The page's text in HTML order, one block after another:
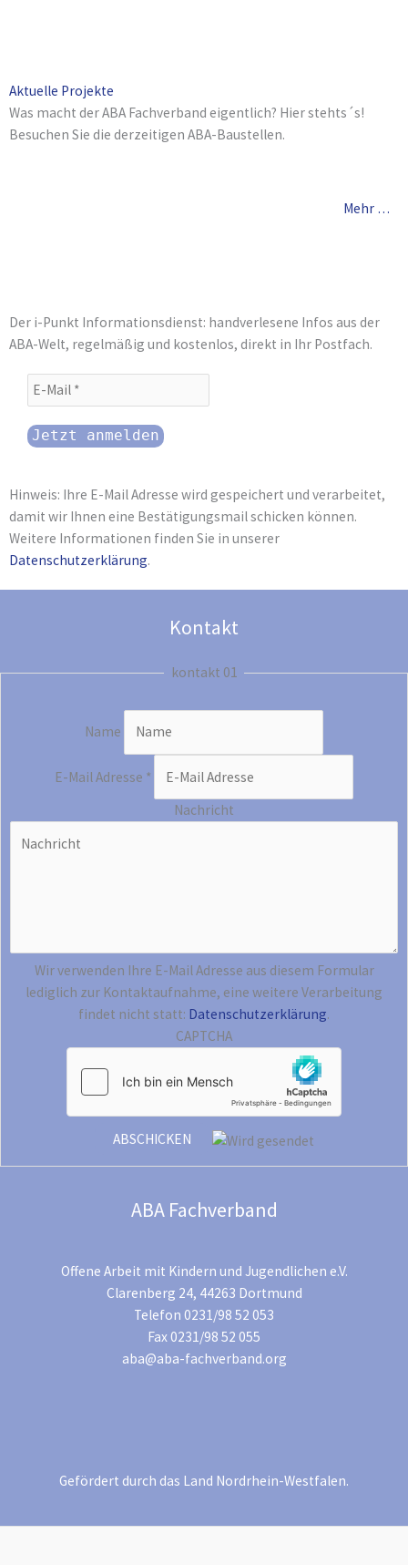
Aktuelle Projekte
Was macht der ABA Fachverband eigentlich? Hier stehts´s!
Besuchen Sie die derzeitigen ABA-Baustellen.
Mehr …
Der i-Punkt Informationsdienst: handverlesene Infos aus der
ABA-Welt, regelmäßig und kostenlos, direkt in Ihr Postfach.
Hinweis: Ihre E-Mail Adresse wird gespeichert und verarbeitet,
damit wir Ihnen eine Bestätigungsmail schicken können.
Weitere Informationen finden Sie in unserer
Datenschutzerklärung.
Kontakt
kontakt 01
Name
E-Mail Adresse *
Nachricht
Wir verwenden Ihre E-Mail Adresse aus diesem Formular
lediglich zur Kontaktaufnahme, eine weitere Verarbeitung
findet nicht statt: Datenschutzerklärung.
CAPTCHA
ABA Fachverband
Offene Arbeit mit Kindern und Jugendlichen e.V.
Clarenberg 24, 44263 Dortmund
Telefon 0231/98 52 053
Fax 0231/98 52 055
aba@aba-fachverband.org
Gefördert durch das Land Nordrhein-Westfalen.